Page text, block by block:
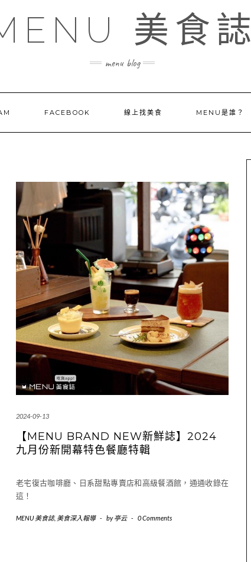
美食誌
menu blog
FACEBOOK 線上找美食 MENU是誰？
2024-09-13
【MENU BRAND NEW新鮮誌】2024
九月份新開幕特色餐廳特輯
老宅復古咖啡廳、日系甜點專賣店和高級餐酒館，通通收錄在
這！
MENU 美食誌, 美食深入報導 - by亭云 - 0 Comments